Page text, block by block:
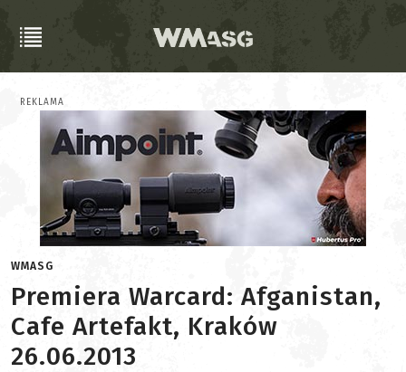
REKLAMA
WMASG
Premiera Warcard: Afganistan,
Cafe Artefakt, Kraków
26.06.2013